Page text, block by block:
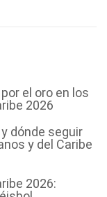
el oro en los
2026
dónde seguir
y del Caribe
2026: